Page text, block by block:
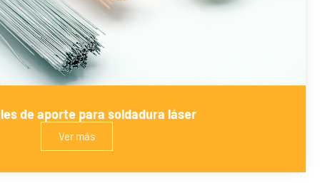
de aporte para soldadura láser
Ver más